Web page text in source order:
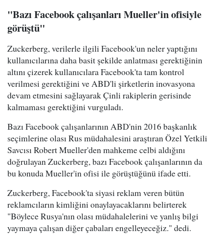
"Bazı Facebook çalışanları Mueller'in ofisiyle
görüştü"
Zuckerberg, verilerle ilgili Facebook'un neler yaptığını
kullanıcılarına daha basit şekilde anlatması gerektiğinin
altını çizerek kullanıcılara Facebook'ta tam kontrol
verilmesi gerektiğini ve ABD'li şirketlerin inovasyona
devam etmesini sağlayarak Çinli rakiplerin gerisinde
kalmaması gerektiğini vurguladı.
Bazı Facebook çalışanlarının ABD'nin 2016 başkanlık
seçimlerine olası Rus müdahalesini araştıran Özel Yetkili
Savcısı Robert Mueller'den mahkeme celbi aldığını
doğrulayan Zuckerberg, bazı Facebook çalışanlarının da
bu konuda Mueller'in ofisi ile görüştüğünü ifade etti.
Zuckerberg, Facebook'ta siyasi reklam veren bütün
reklamcıların kimliğini onaylayacaklarını belirterek
"Böylece Rusya'nın olası müdahalelerini ve yanlış bilgi
yaymaya çalışan diğer çabaları engelleyeceğiz." dedi.